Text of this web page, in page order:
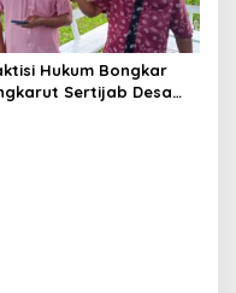
Hukum Bongkar
Sertijab Desa